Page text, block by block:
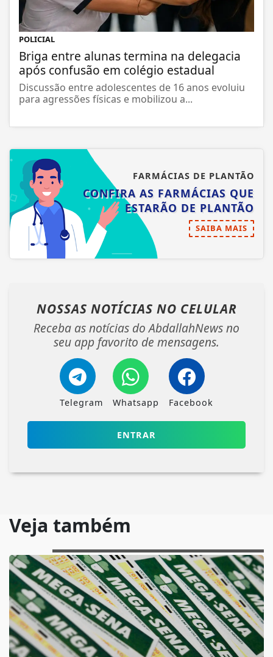
POLICIAL
Briga entre alunas termina na delegacia
após confusão em colégio estadual
Discussão entre adolescentes de 16 anos evoluiu
para agressões físicas e mobilizou a...
FARMÁCIAS DE PLANTÃO
CONFIRA AS FARMÁCIAS QUE
ESTARÃO DE PLANTÃO
SAIBA MAIS
NOSSAS NOTÍCIAS NO CELULAR
Receba as notícias do AbdallahNews no
seu app favorito de mensagens.
Telegram Whatsapp Facebook
ENTRAR
Veja também